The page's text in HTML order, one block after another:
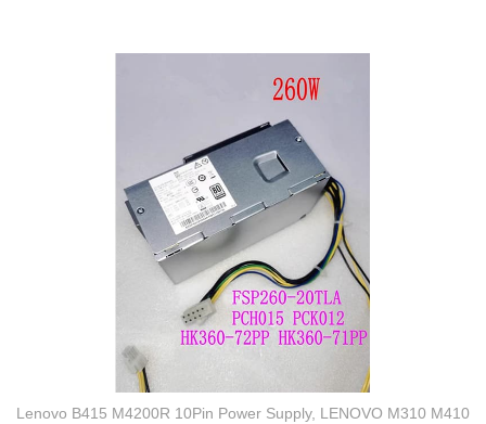
Lenovo B415 M4200R 10Pin Power Supply, LENOVO M310 M410